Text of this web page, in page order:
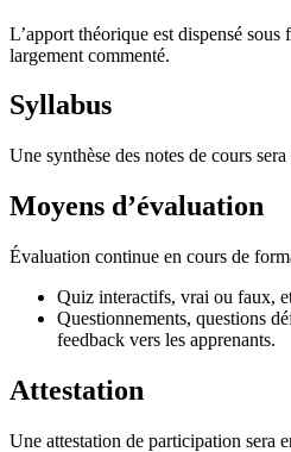
L’apport théorique est dispensé sous
largement commenté.
Syllabus
Une synthèse des notes de cours
Moyens d’évaluation
Évaluation continue en cours de
Quiz interactifs, vrai ou faux,
Questionnements, questions
feedback vers les apprenants.
Attestation
Une attestation de participation sera